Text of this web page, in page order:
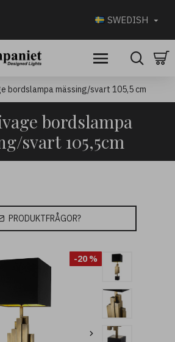
SWEDISH
bordslampa mässing/svart 105,5 cm
bordslampa
svart 105,5cm
PRODUKTFRÅGOR?
-20 %